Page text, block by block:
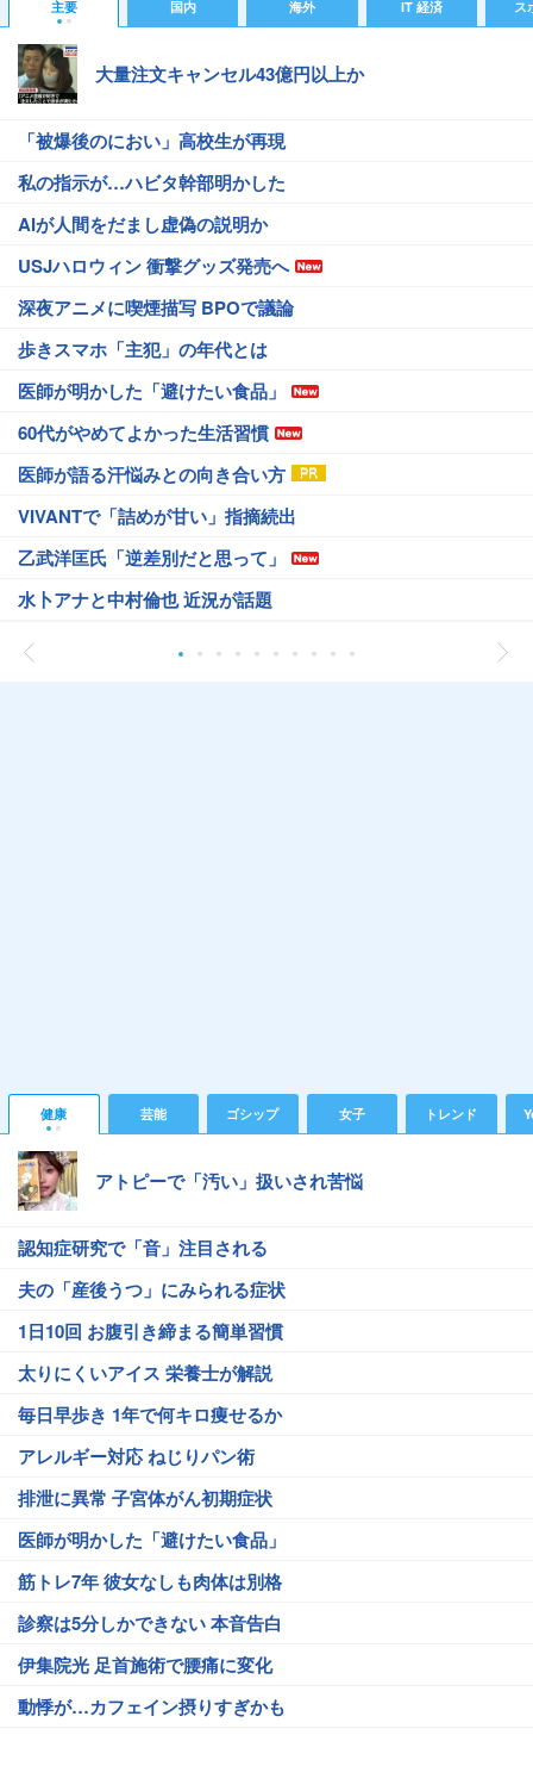
主要 国内 海外 IT 経済 ス
大量注文キャンセル43億円以上か
「被爆後のにおい」高校生が再現
私の指示が…ハビタ幹部明かした
AIが人間をだまし虚偽の説明か
USJハロウィン 衝撃グッズ発売へ
深夜アニメに喫煙描写 BPOで議論
歩きスマホ「主犯」の年代とは
医師が明かした「避けたい食品」
60代がやめてよかった生活習慣
医師が語る汗悩みとの向き合い方
VIVANTで「詰めが甘い」指摘続出
乙武洋匡氏「逆差別だと思って」
水卜アナと中村倫也 近況が話題
健康 芸能 ゴシップ 女子 トレンド
アトピーで「汚い」扱いされ苦悩
認知症研究で「音」注目される
夫の「産後うつ」にみられる症状
1日10回 お腹引き締まる簡単習慣
太りにくいアイス 栄養士が解説
毎日早歩き 1年で何キロ痩せるか
アレルギー対応 ねじりパン術
排泄に異常 子宮体がん初期症状
医師が明かした「避けたい食品」
筋トレ7年 彼女なしも肉体は別格
診察は5分しかできない 本音告白
伊集院光 足首施術で腰痛に変化
動悸が…カフェイン摂りすぎかも